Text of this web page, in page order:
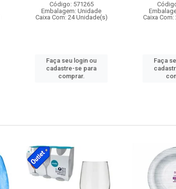
Código: 571265
Embalagem: Unidade
Caixa Com: 24 Unidade(s)
Faça seu login ou
cadastre-se para
comprar.
Caixa
Faça